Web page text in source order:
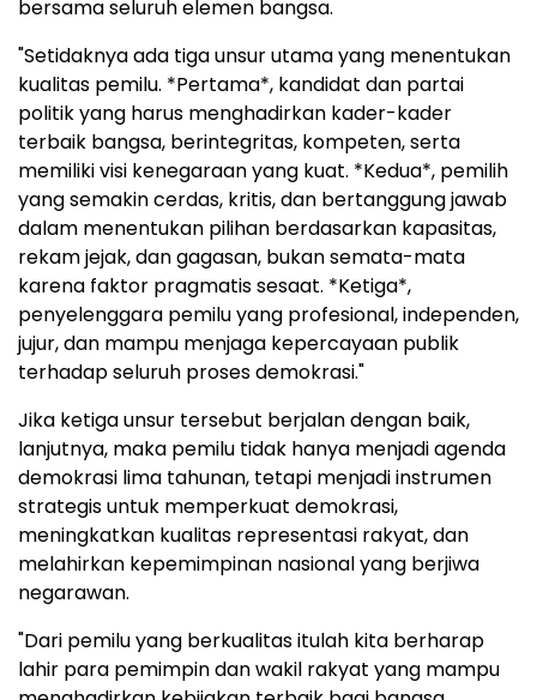
bersama seluruh elemen bangsa.
"Setidaknya ada tiga unsur utama yang menentukan
kualitas pemilu. *Pertama*, kandidat dan partai
politik yang harus menghadirkan kader-kader
terbaik bangsa, berintegritas, kompeten, serta
memiliki visi kenegaraan yang kuat. *Kedua*, pemilih
yang semakin cerdas, kritis, dan bertanggung jawab
dalam menentukan pilihan berdasarkan kapasitas,
rekam jejak, dan gagasan, bukan semata-mata
karena faktor pragmatis sesaat. *Ketiga*,
penyelenggara pemilu yang profesional, independen,
jujur, dan mampu menjaga kepercayaan publik
terhadap seluruh proses demokrasi."
Jika ketiga unsur tersebut berjalan dengan baik,
lanjutnya, maka pemilu tidak hanya menjadi agenda
demokrasi lima tahunan, tetapi menjadi instrumen
strategis untuk memperkuat demokrasi,
meningkatkan kualitas representasi rakyat, dan
melahirkan kepemimpinan nasional yang berjiwa
negarawan.
"Dari pemilu yang berkualitas itulah kita berharap
lahir para pemimpin dan wakil rakyat yang mampu